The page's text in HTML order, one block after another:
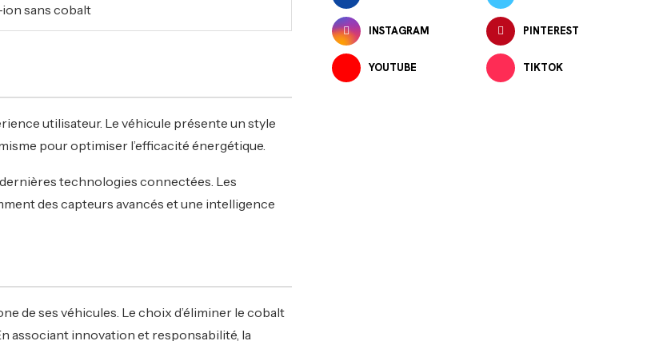
sans cobalt
utilisateur. Le véhicule présente un style
pour optimiser l’efficacité énergétique.
technologies connectées. Les
des capteurs avancés et une intelligence
de ses véhicules. Le choix d’éliminer le cobalt
associant innovation et responsabilité, la
INSTAGRAM PINTEREST
YOUTUBE TIKTOK